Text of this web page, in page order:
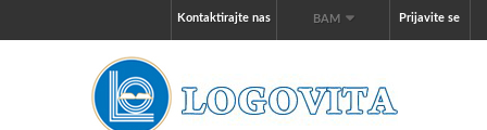
Prijavite se
BAM
Kontaktirajte nas